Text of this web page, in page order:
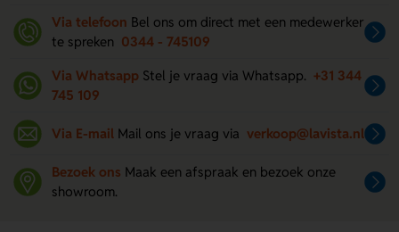
Via telefoon Bel ons om direct met een medewerker
te spreken 0344 - 745109
Via Whatsapp Stel je vraag via Whatsapp. +31 344
745 109
Via E-mail Mail ons je vraag via verkoop@lavista.nl
Bezoek ons Maak een afspraak en bezoek onze
showroom.